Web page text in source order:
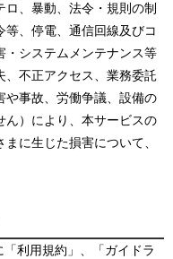
、暴動、法令・規則の制
、停電、通信回線及びコ
・システムメンテナンス等
、不正アクセス、業務委託
や事故、労働争議、設備の
ん）により、本サービスの
に生じた損害について、
利用規約」、「ガイドラ